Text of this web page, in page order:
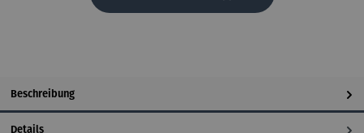
Beschreibung
Details